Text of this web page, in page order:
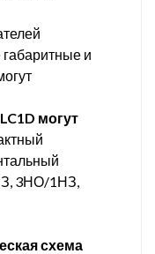
и
могут
3НО/1НЗ,
схема